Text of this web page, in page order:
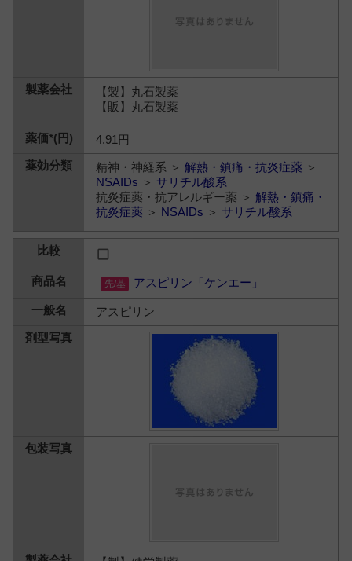
【製】丸石製薬
【販】丸石製薬
4.91円
精神・神経系 ＞解熱・鎮痛・抗炎症薬 ＞
NSAIDs ＞ サリチル酸系
抗炎症薬・抗アレルギー薬 ＞解熱・鎮痛・
抗炎症薬 ＞ NSAIDs ＞ サリチル酸系
アスピリン「ケンエー」
アスピリン